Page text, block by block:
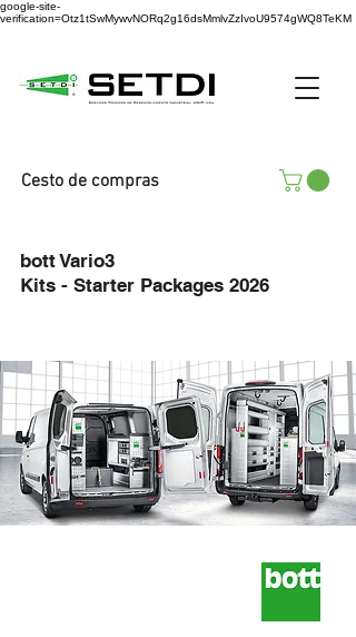
google-site-
verification=Otz1tSwMywvNORq2g16dsMmlvZzIvoU9574gWQ8TeKM
Cesto de compras
bott Vario3
Kits - Starter Packages 2026